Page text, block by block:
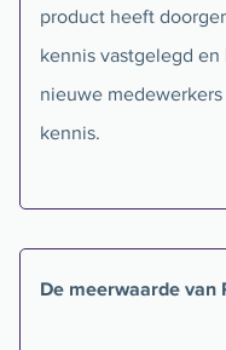
product heeft
kennis vastgelegd
nieuwe
kennis.
De meerwaarde van